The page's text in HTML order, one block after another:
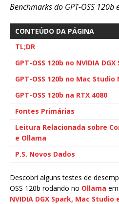
Benchmarks do GPT-OSS
CONTEÚDO DA PÁGINA
TL;DR
GPT-OSS 120b no NVIDIA
GPT-OSS 120b no Mac Studio
GPT-OSS 120b na RTX 4080
Fontes Primárias
Leitura Relacionada sobre
e Ollama
P.S. Novos Dados
Descobri alguns testes de
OSS 120b rodando no Ollama
NVIDIA DGX Spark, Mac Studio